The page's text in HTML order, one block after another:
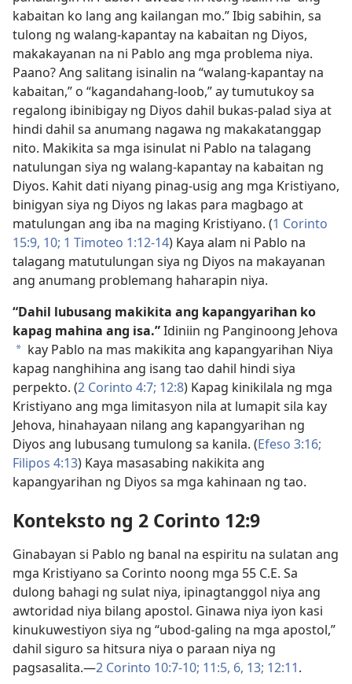
kabaitan ko lang ang kailangan mo.” Ibig sabihin, sa
tulong ng walang-kapantay na kabaitan ng Diyos,
makakayanan na ni Pablo ang mga problema niya.
Paano? Ang salitang isinalin na “walang-kapantay na
kabaitan,” o “kagandahang-loob,” ay tumutukoy sa
regalong ibinibigay ng Diyos dahil bukas-palad siya at
hindi dahil sa anumang nagawa ng makakatanggap
nito. Makikita sa mga isinulat ni Pablo na talagang
natulungan siya ng walang-kapantay na kabaitan ng
Diyos. Kahit dati niyang pinag-usig ang mga Kristiyano,
binigyan siya ng Diyos ng lakas para magbago at
matulungan ang iba na maging Kristiyano. (1 Corinto
15:9, 10; 1 Timoteo 1:12-14) Kaya alam ni Pablo na
talagang matutulungan siya ng Diyos na makayanan
ang anumang problemang haharapin niya.
“Dahil lubusang makikita ang kapangyarihan ko
kapag mahina ang isa.”Idiniin ng Panginoong Jehova
a kay Pablo na mas makikita ang kapangyarihan Niya
kapag nanghihina ang isang tao dahil hindi siya
perpekto. (2 Corinto 4:7; 12:8) Kapag kinikilala ng mga
Kristiyano ang mga limitasyon nila at lumapit sila kay
Jehova, hinahayaan nilang ang kapangyarihan ng
Diyos ang lubusang tumulong sa kanila. (Efeso 3:16;
Filipos 4:13) Kaya masasabing nakikita ang
kapangyarihan ng Diyos sa mga kahinaan ng tao.
Konteksto ng 2 Corinto 12:9
Ginabayan si Pablo ng banal na espiritu na sulatan ang
mga Kristiyano sa Corinto noong mga 55 C.E. Sa
dulong bahagi ng sulat niya, ipinagtanggol niya ang
awtoridad niya bilang apostol. Ginawa niya iyon kasi
kinukuwestiyon siya ng “ubod-galing na mga apostol,”
dahil siguro sa hitsura niya o paraan niya ng
pagsasalita.—2 Corinto 10:7-10; 11:5, 6, 13; 12:11.